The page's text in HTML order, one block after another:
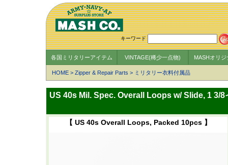
キーワード
各国ミリタリーアイテム VINTAGE(稀少一点物) MASHオリ
HOME > Zipper & Repair Parts > ミリタリー衣料付属品
US 40s Mil. Spec. Overall Loops w/ Slide, 1 3/8
【 US 40s Overall Loops, Packed 10pcs 】